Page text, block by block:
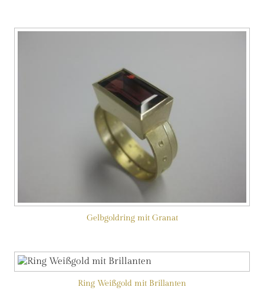
Gelbgoldring mit Granat
Ring Weißgold mit Brillanten